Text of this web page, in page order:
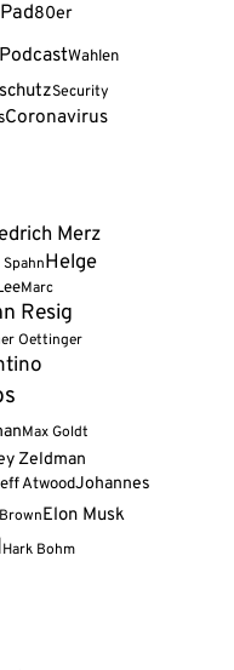
80er
PodcastWahlen
Security
Coronavirus
Merz
Helge
Marc
Resig
Oettinger
Max Goldt
Zeldman
AtwoodJohannes
Elon Musk
Hark Bohm